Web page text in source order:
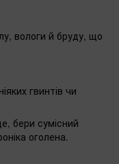
вологи й бруду, що
гвинтів чи
бери сумісний
оголена.